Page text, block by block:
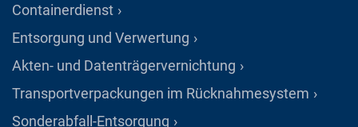
Containerdienst
Entsorgung und Verwertung
Akten- und Datenträgervernichtung
Transportverpackungen im Rücknahmesystem
Sonderabfall-Entsorgung